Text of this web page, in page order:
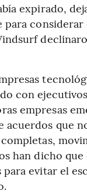
expirado,
considerar
con
empresas
acuerdos que
han dicho que
evitar el